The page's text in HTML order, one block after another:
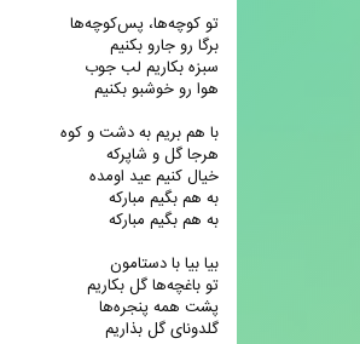
تو کوچه‌ها، پس‌کوچه‌ها
برگا رو جارو بکنیم
سبزه بکاریم لب جوب
هوا رو خوشبو بکنیم
با هم بریم به دشت و کوه
هرجا گل و شاپرکه
خیال کنیم عید اومده
به هم بگیم مبارکه
به هم بگیم مبارکه
بیا بیا با دستامون
تو باغچه‌ها گل بکاریم
پشت همه پنجره‌ها
گلدونای گل بذاریم